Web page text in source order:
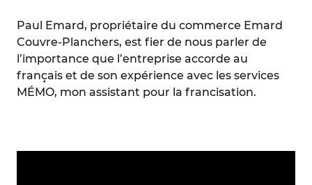
Paul Emard, propriétaire du commerce Emard
Couvre-Planchers, est fier de nous parler de
l’importance que l’entreprise accorde au
français et de son expérience avec les services
MÉMO, mon assistant pour la francisation.